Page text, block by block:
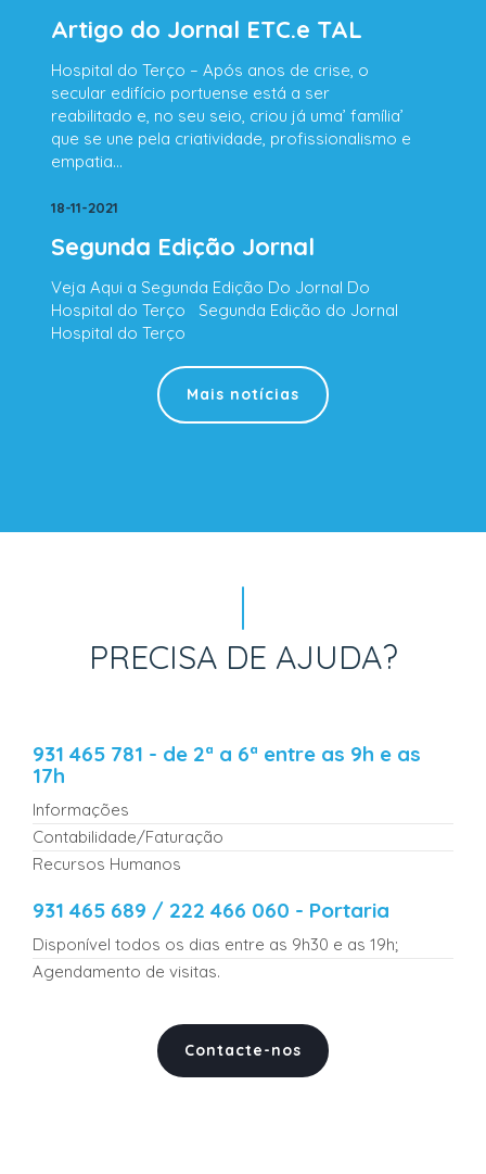
Artigo do Jornal ETC.e TAL
Hospital do Terço – Após anos de crise, o
secular edifício portuense está a ser
reabilitado e, no seu seio, criou já uma’ família’
que se une pela criatividade, profissionalismo e
empatia…
18-11-2021
Segunda Edição Jornal
Veja Aqui a Segunda Edição Do Jornal Do
Hospital do Terço Segunda Edição do Jornal
Hospital do Terço
Mais notícias
PRECISA DE AJUDA?
931 465 781 - de 2ª a 6ª entre as 9h e as
17h
Informações
Contabilidade/Faturação
Recursos Humanos
931 465 689 / 222 466 060 - Portaria
Disponível todos os dias entre as 9h30 e as 19h;
Agendamento de visitas.
Contacte-nos